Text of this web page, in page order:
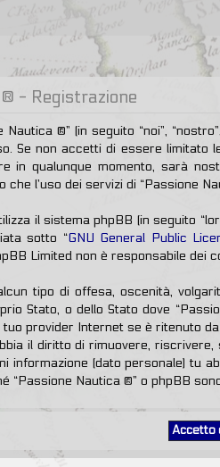
- Registrazione
Nautica ®” (in seguito “noi”,
Se non accetti di essere limitato
in qualunque momento, sarà
che l’uso dei servizi di “Passione
il sistema phpBB (in seguito
sotto “GNU General Public
Limited non è responsabile dei
tipo di offesa, oscenità,
Stato, o dello Stato dove
provider Internet se è ritenuto
il diritto di rimuovere,
informazione (dato personale) tu
“Passione Nautica ®” o phpBB